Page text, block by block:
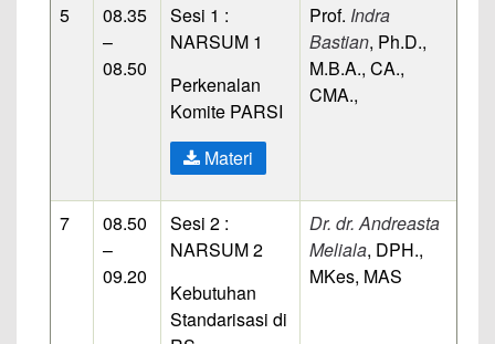
5
08.35
–
08.50
Sesi 1 :
NARSUM 1
Perkenalan
Komite PARSI
Materi
Prof. Indra
Bastian, Ph.D.,
M.B.A., CA.,
CMA.,
7
08.50
–
09.20
Sesi 2 :
NARSUM 2
Kebutuhan
Standarisasi di
Dr. dr. Andreasta
Meliala, DPH.,
MKes, MAS